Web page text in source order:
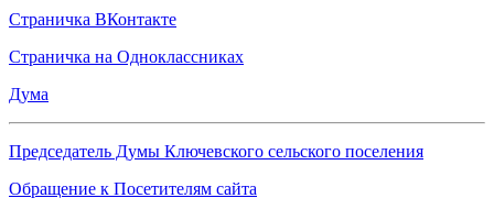
Страничка ВКонтакте
Страничка на Одноклассниках
Дума
Председатель Думы Ключевского сельского поселения
Обращение к Посетителям сайта